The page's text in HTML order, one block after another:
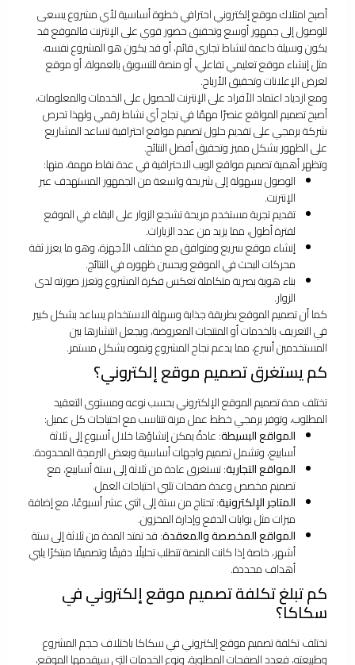
أصبح امتلاك موقع إلكتروني احترافي خطوة أساسية لأي مشروع يسعى
للوصول إلى جمهور أوسع وتحقيق حضور قوي على الإنترنت فالموقع قد
يكون وسيلة داعمة لنشاط تجاري قائم، أو قد يكون هو المشروع نفسه،
مثل إنشاء موقع تعليمي تفاعلي، أو منصة للتسويق بالعمولة، أو موقع
لعرض الإعلانات وتحقيق الأرباح.
ومع ازدياد اعتماد الأفراد على الإنترنت للحصول على الخدمات والمعلومات،
أصبح تصميم المواقع عنصرًا مهمًا في نجاح أي نشاط رقمي ولهذا تحرص
شركة برمجي على تقديم حلول تصميم مواقع احترافية تساعد المشاريع
على الظهور بشكل مميز وتحقيق أفضل النتائج.
وتظهر أهمية تصميم مواقع الويب الاحترافية في عدة نقاط مهمة، منها:
الوصول بسهولة إلى شريحة واسعة من الجمهور المستهدف عبر
الإنترنت.
تقديم تجربة مستخدم مريحة تشجع الزوار على البقاء في الموقع
لفترة أطول، مما يزيد من عدد الزيارات.
إنشاء موقع سريع ومتوافق مع مختلف الأجهزة، وهو ما يعزز ثقة
محركات البحث في الموقع ويحسن ظهوره في النتائج.
بناء هوية بصرية متكاملة تعكس فكرة المشروع وتعزز صورته لدى
الزوار.
كما أن تصميم الموقع بطريقة جذابة وسهلة الاستخدام يساعد بشكل كبير
في التعريف بالخدمات أو المنتجات المعروضة، ويجعل انتشارها بين
المستخدمين أسرع، مما يدعم نجاح المشروع ونموه بشكل مستمر.
كم يستغرق تصميم موقع إلكتروني؟
تختلف مدة تصميم الموقع الإلكتروني بحسب نوعه ومستوى التعقيد
المطلوب، وتوفر برمجي خطط عمل مرنة تتناسب مع احتياجات كل عميل:
المواقع البسيطة: عادةً يمكن إنشاؤها خلال أسبوع إلى ثلاثة
أسابيع، وتشمل تصميم واجهات أساسية وبعض البرمجة المحدودة.
المواقع التجارية: تستغرق عادة من ثلاثة إلى ستة أسابيع، مع
تصميم مخصص وعدة صفحات تلبي احتياجات العمل.
المتاجر الإلكترونية: تحتاج من ستة إلى اثني عشر أسبوعًا، مع إضافة
ميزات مثل بوابات الدفع وإدارة المخزون.
المواقع المخصصة والمعقدة: قد تمتد المدة من ثلاثة إلى ستة
أشهر، خاصة إذا كانت المنصة تتطلب تحليلًا دقيقًا وتصميمًا مبتكرًا يلبي
أهداف محددة.
كم تبلغ تكلفة تصميم موقع إلكتروني في
سكاكا؟
تختلف تكلفة تصميم موقع إلكتروني في سكاكا باختلاف حجم المشروع
وطبيعته، فعدد الصفحات المطلوبة، ونوع الخدمات التي سيقدمها الموقع،